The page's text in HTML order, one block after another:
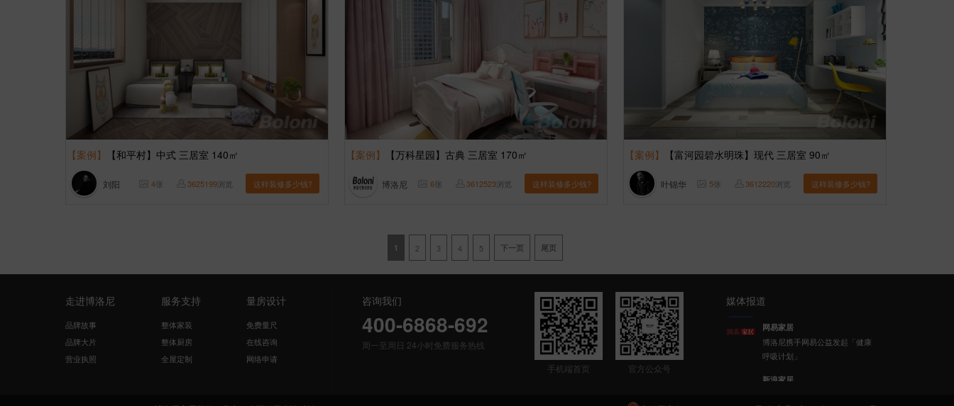
【案例】 【和平村】中式 三居室 140㎡
刘阳 4张 3625199浏览 这样装修多少钱?
【案例】 【万科星园】古典 三居室 170㎡
博洛尼 6张 3612523浏览 这样装修多少钱?
【案例】 【富河园碧水明珠】现代 三居室 90㎡
叶锦华 5张 3612220浏览 这样装修多少钱?
1 2 3 4 5 下一页 尾页
走进博洛尼
品牌故事
品牌大片
营业执照
服务支持
整体家装
整体厨房
全屋定制
量房设计
免费量尺
在线咨询
网络申请
咨询我们
400-6868-692
周一至周日 24小时免费服务热线
手机端首页
官方公众号
媒体报道
网易家居
博洛尼携手网易公益发起「健康
呼吸计划」
新浪家居
博洛尼整体家装顾克荣获「2022
号